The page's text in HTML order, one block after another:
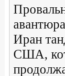
Иран
США,